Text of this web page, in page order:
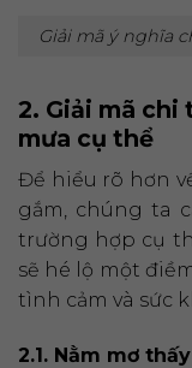
Giải mã ý nghĩa
2. Giải mã
mưa cụ thể
Để hiểu rõ hơn
gắm, chúng ta
trường hợp cụ
sẽ hé lộ một
tình cảm và sức
2.1. Nằm mơ